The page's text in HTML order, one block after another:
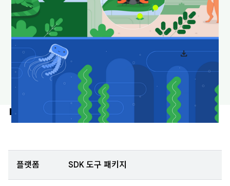
다운로드하여 배경화면으로 설정하면 바탕화면이 재미
있고 산뜻한 느낌을 줍니다.
Android 스튜디오 배경화면 다운로드download
명령줄 도구만
플랫폼 SDK 도구 패키지